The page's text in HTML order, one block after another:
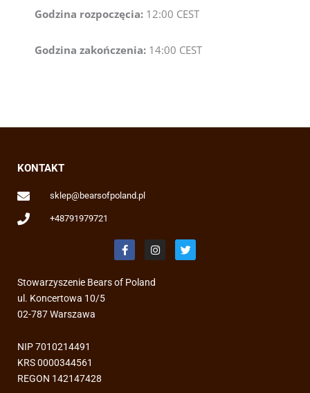
Godzina rozpoczęcia: 12:00 CEST
Godzina zakończenia: 14:00 CEST
KONTAKT
sklep@bearsofpoland.pl
+48791979721
F
a
b
I
n
a
T
w
Stowarzyszenie Bears of Poland
ul. Koncertowa 10/5
02-787 Warszawa
NIP 7010214491
KRS 0000344561
REGON 142147428